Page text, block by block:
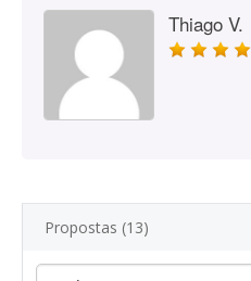
Thiago V.
Propostas (13)